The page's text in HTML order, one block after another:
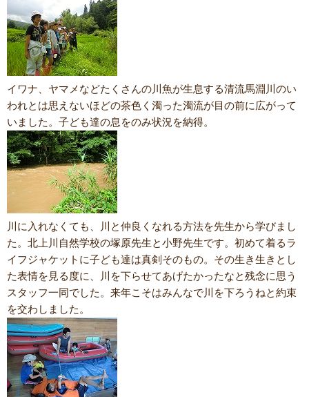
イワナ、ヤマメなどたくさんの川魚が生息する清流馬淵川のい
われとは思えないほどの茶色く濁った濁流が目の前に広がって
いました。子ども達の息をのみ状況を納得。
川に入れなくても、川と仲良くなれる方法を先生から学びまし
た。北上川自然学校の塚原先生と小野先生です。初めて着るラ
イフジャケットに子ども達は真剣そのもの。その生き生きとし
た表情を見る度に、川を下らせてあげたかったなと残念に思う
スタッフ一同でした。来年こそはみんなで川を下ろうねと約束
を交わしました。